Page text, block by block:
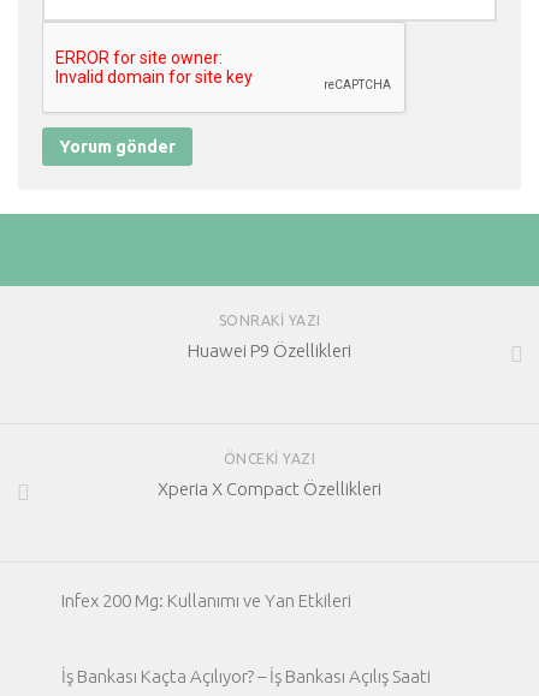
SONRAKI YAZI
Huawei P9 Özellikleri
ÖNCEKI YAZI
Xperia X Compact Özellikleri
Infex 200 Mg: Kullanımı ve Yan Etkileri
İş Bankası Kaçta Açılıyor? – İş Bankası Açılış Saati